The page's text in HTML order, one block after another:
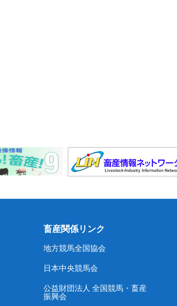
畜産関係リンク
地方競馬全国協会
日本中央競馬会
公益財団法人 全国競馬・畜産
振興会